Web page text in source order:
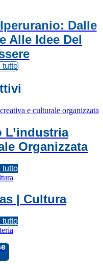
Dalle
Alle Idee Del
tutto
L’industria
Organizzata
tutto
| Cultura
tutto